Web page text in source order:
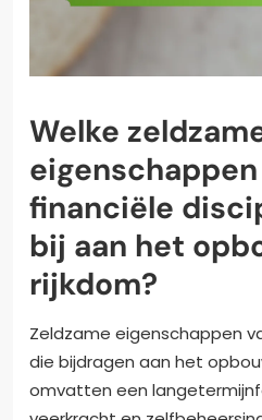
Welke
financiële
bij aan het
rijkdom?
Zeldzame eigenschappen
die bijdragen aan het
omvatten een